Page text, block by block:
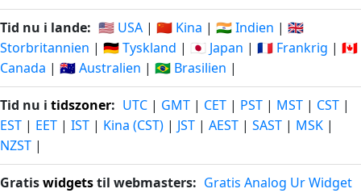
Tid nu i lande: 🇺🇸 USA | 🇨🇳 Kina | 🇮🇳 Indien | 🇬🇧
Storbritannien | 🇩🇪 Tyskland | 🇯🇵 Japan | 🇫🇷 Frankrig | 🇨🇦
Canada | 🇦🇺 Australien | 🇧🇷 Brasilien |
Tid nu i tidszoner: UTC | GMT | CET | PST | MST | CST |
EST | EET | IST | Kina (CST) | JST | AEST | SAST | MSK |
NZST |
Gratiswidgetstil webmasters: Gratis Analog Ur Widget